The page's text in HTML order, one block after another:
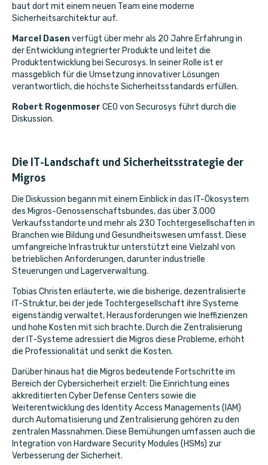
baut dort mit einem neuen Team eine moderne
Sicherheitsarchitektur auf.
Marcel Dasenverfügt über mehr als 20 Jahre Erfahrung in
der Entwicklung integrierter Produkte und leitet die
Produktentwicklung bei Securosys. In seiner Rolle ist er
massgeblich für die Umsetzung innovativer Lösungen
verantwortlich, die höchste Sicherheitsstandards erfüllen.
Robert Rogenmoser CEO von Securosys führt durch die
Diskussion.
Die IT-Landschaft und Sicherheitsstrategie der
Migros
Die Diskussion begann mit einem Einblick in das IT-Ökosystem
des Migros-Genossenschaftsbundes, das über 3.000
Verkaufsstandorte und mehr als 230 Tochtergesellschaften in
Branchen wie Bildung und Gesundheitswesen umfasst. Diese
umfangreiche Infrastruktur unterstützt eine Vielzahl von
betrieblichen Anforderungen, darunter industrielle
Steuerungen und Lagerverwaltung.
Tobias Christen erläuterte, wie die bisherige, dezentralisierte
IT-Struktur, bei der jede Tochtergesellschaft ihre Systeme
eigenständig verwaltet, Herausforderungen wie Ineffizienzen
und hohe Kosten mit sich brachte. Durch die Zentralisierung
der IT-Systeme adressiert die Migros diese Probleme, erhöht
die Professionalität und senkt die Kosten.
Darüber hinaus hat die Migros bedeutende Fortschritte im
Bereich der Cybersicherheit erzielt: Die Einrichtung eines
akkreditierten Cyber Defense Centers sowie die
Weiterentwicklung des Identity Access Managements (IAM)
durch Automatisierung und Zentralisierung gehören zu den
zentralen Massnahmen. Diese Bemühungen umfassen auch die
Integration von Hardware Security Modules (HSMs) zur
Verbesserung der Sicherheit.